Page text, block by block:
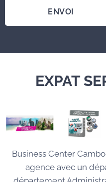
ENVOI
EXPAT
Business Center
agence avec un